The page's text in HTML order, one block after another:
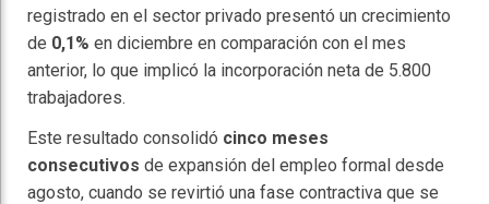
registrado en el sector privado presentó un crecimiento
de 0,1% en diciembre en comparación con el mes
anterior, lo que implicó la incorporación neta de 5.800
trabajadores.
Este resultado consolidó cinco meses
consecutivos de expansión del empleo formal desde
agosto, cuando se revirtió una fase contractiva que se